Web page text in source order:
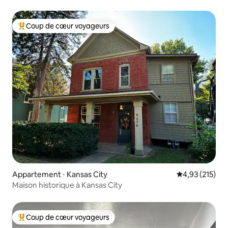
Coups de cœur voyageurs les plus appréciés
Coup de cœur voyageurs
Appartement ⋅ Kansas City Évaluation
4,93 (215)
Maison historique à Kansas City
Coups de cœur voyageurs les plus appréciés
Coup de cœur voyageurs